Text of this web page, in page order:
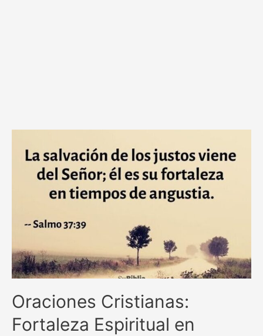
Oraciones Cristianas:
Fortaleza Espiritual en